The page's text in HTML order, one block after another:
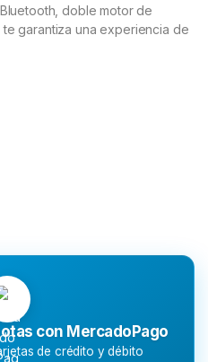
doble motor de
garantiza una experiencia de
con MercadoPago
de crédito y débito